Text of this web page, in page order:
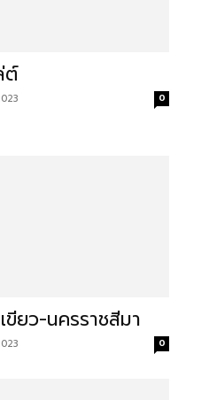
ต์
0
ขียว-นครราชสีมา
0